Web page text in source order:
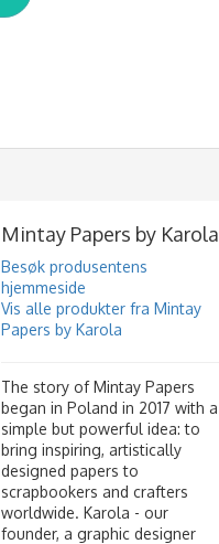
Mintay Papers by Karola
Besøk produsentens
hjemmeside
Vis alle produkter fra Mintay
Papers by Karola
The story of Mintay Papers
began in Poland in 2017 with a
simple but powerful idea: to
bring inspiring, artistically
designed papers to
scrapbookers and crafters
worldwide. Karola - our
founder, a graphic designer